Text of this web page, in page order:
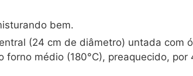
bem.
(24 cm de diâmetro) untada com
forno médio (180°C), preaquecido, por